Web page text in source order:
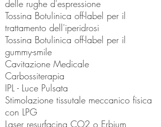
delle rughe d'espressione
Tossina Botulinica off-label per il
trattamento dell'iperidrosi
Tossina Botulinica off-label per il
gummy-smile
Cavitazione Medicale
Carbossiterapia
IPL - Luce Pulsata
Stimolazione tissutale meccanico fisica
con LPG
Laser resurfacing CO2 o Erbium